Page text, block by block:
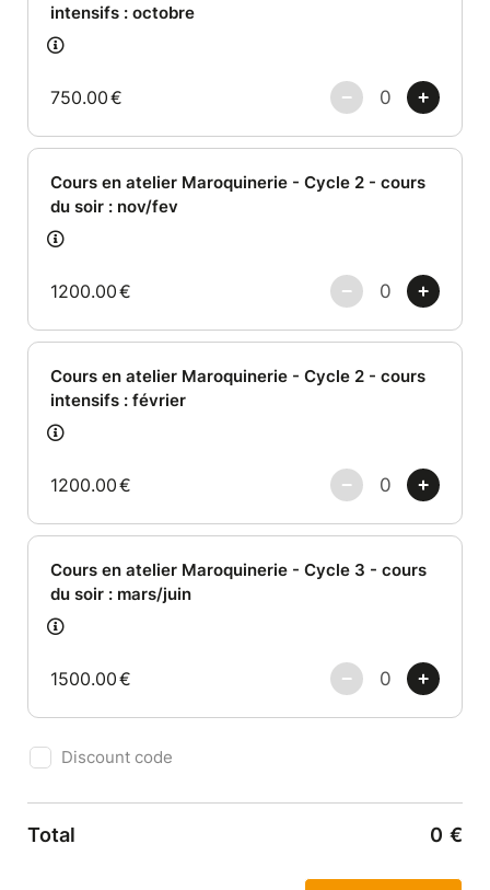
intensifs : octobre
750.00€
Cours en atelier Maroquinerie - Cycle 2 - cours
du soir : nov/fev
1200.00€
Cours en atelier Maroquinerie - Cycle 2 - cours
intensifs : février
1200.00€
Cours en atelier Maroquinerie - Cycle 3 - cours
du soir : mars/juin
1500.00€
Discount code
Total 0 €